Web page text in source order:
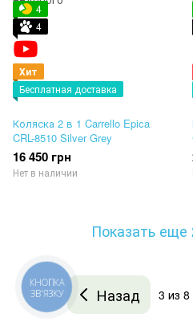
4
4
Хит
Бесплатная доставка
Коляска 2 в 1 Carrello Epica
CRL-8510 Silver Grey
16 450 грн
Нет в наличии
Показать еще
Назад 3 из 8
КНОПКА
ЗВ'ЯЗКУ